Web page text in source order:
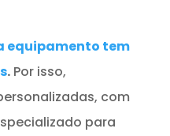
equipamento tem
.Por isso,
com
para